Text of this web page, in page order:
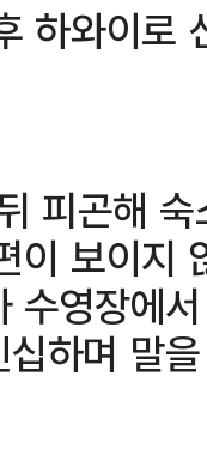
하와이로
피곤해
이 보이지
수영장에
하며 말